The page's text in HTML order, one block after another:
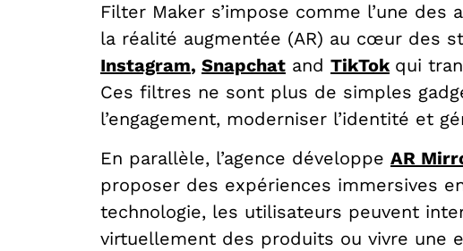
Filter Maker s’impose comme l’une
la réalité augmentée (AR) au cœur des
Instagram, Snapchat and TikTok qui
Ces filtres ne sont plus de simples
l’engagement, moderniser l’identité et
En parallèle, l’agence développe AR
proposer des expériences immersives
technologie, les utilisateurs peuvent
virtuellement des produits ou vivre une